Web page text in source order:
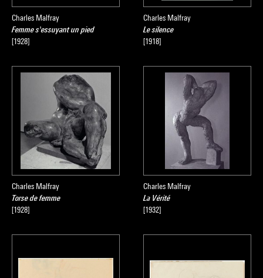
Charles Malfray
Femme s'essuyant un pied
[1928]
Charles Malfray
Le silence
[1918]
Charles Malfray
Torse de femme
[1928]
Charles Malfray
La Vérité
[1932]